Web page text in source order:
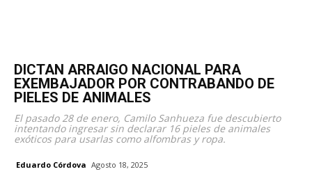
DICTAN ARRAIGO NACIONAL PARA
EXEMBAJADOR POR CONTRABANDO DE
PIELES DE ANIMALES
El pasado 28 de enero, Camilo Sanhueza fue descubierto
intentando ingresar sin declarar 16 pieles de animales
exóticos para usarlas como alfombras y ropa.
Eduardo Córdova Agosto 18, 2025